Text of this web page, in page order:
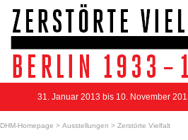
31. Januar 2013 bis 10. November
DHM-Homepage > Ausstellungen > Zerstörte Vielfalt